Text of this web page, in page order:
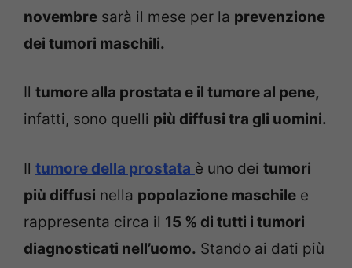
novembre sarà il mese per la prevenzione
dei tumori maschili.
Il tumore alla prostata e il tumore al pene,
infatti, sono quelli più diffusi tra gli uomini.
Il tumore della prostata è uno dei tumori
più diffusi nella popolazione maschile e
rappresenta circa il 15 % di tutti i tumori
diagnosticati nell’uomo. Stando ai dati più